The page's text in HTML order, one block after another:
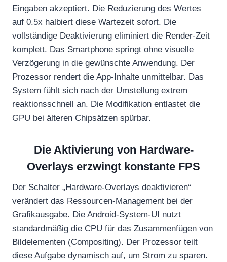
Eingaben akzeptiert. Die Reduzierung des Wertes
auf 0.5x halbiert diese Wartezeit sofort. Die
vollständige Deaktivierung eliminiert die Render-Zeit
komplett. Das Smartphone springt ohne visuelle
Verzögerung in die gewünschte Anwendung. Der
Prozessor rendert die App-Inhalte unmittelbar. Das
System fühlt sich nach der Umstellung extrem
reaktionsschnell an. Die Modifikation entlastet die
GPU bei älteren Chipsätzen spürbar.
Die Aktivierung von Hardware-
Overlays erzwingt konstante FPS
Der Schalter „Hardware-Overlays deaktivieren“
verändert das Ressourcen-Management bei der
Grafikausgabe. Die Android-System-UI nutzt
standardmäßig die CPU für das Zusammenfügen von
Bildelementen (Compositing). Der Prozessor teilt
diese Aufgabe dynamisch auf, um Strom zu sparen.